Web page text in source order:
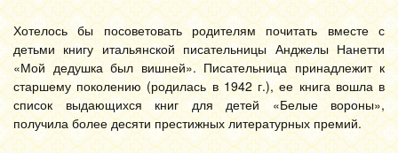
Хотелось бы посоветовать родителям почитать вместе с
детьми книгу итальянской писательницы Анджелы Нанетти
«Мой дедушка был вишней». Писательница принадлежит к
старшему поколению (родилась в 1942 г.), ее книга вошла в
список выдающихся книг для детей «Белые вороны»,
получила более десяти престижных литературных премий.